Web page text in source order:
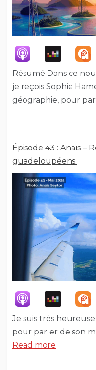
Résumé Dans ce
je reçois Sophie
géographie, pour
Épisode 43 : Anaïs –
guadeloupéens.
Je suis très
pour parler de son
Read more